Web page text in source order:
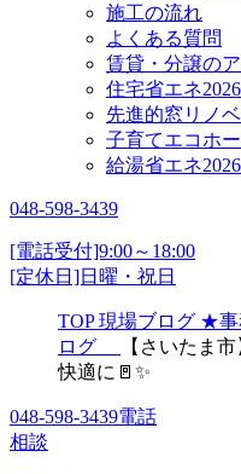
施工の流れ
よくある質問
賃貸・分譲の
住宅省エネ
先進的窓リノ
子育てエコホ
給湯省エネ
048-598-3439
[電話受付]9:00～18:00
[定休日]日曜・祝日
TOP 現場ブログ ★事
ログ
【さいたま
快適に🚪✨
048-598-3439電話
相談